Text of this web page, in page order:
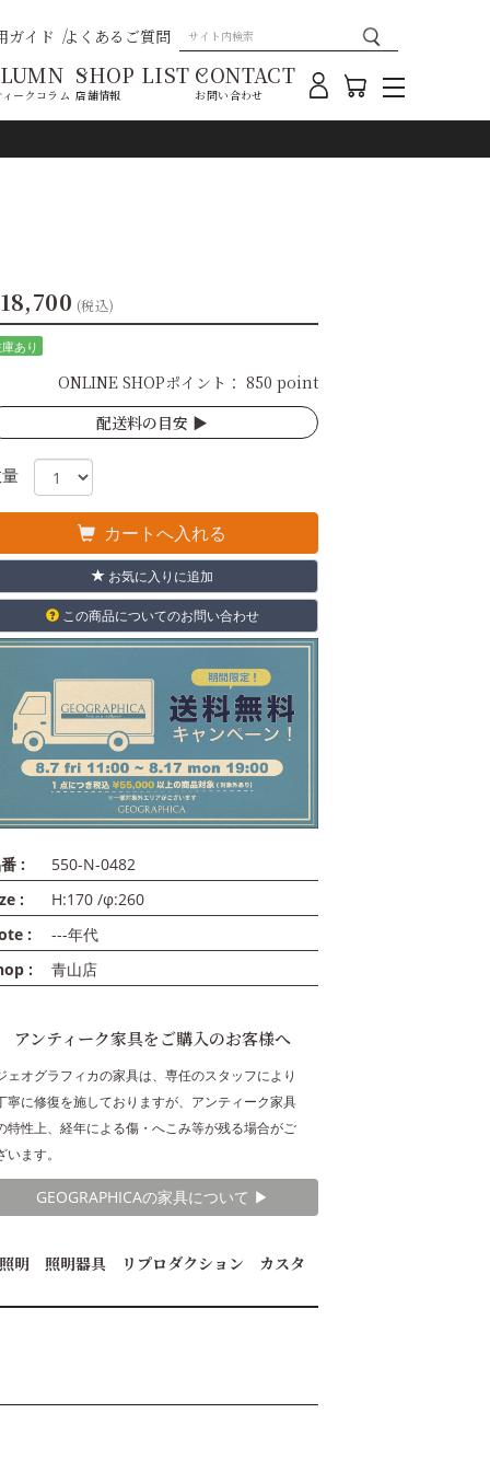
ガイド よくあるご質問
ークコラム
SHOP LIST
店舗情報
CONTACT
お問い合わせ
(税込)
あり
ONLINE SHOPポイント： 850 point
配送料の目安 ▶︎
カートへ入れる
お気に入りに追加
この商品についてのお問い合わせ
:
550-N-0482
:
H:170 /φ:260
:
---年代
:
青山店
アンティーク家具をご購入のお客様へ
ェオグラフィカの家具は、専任のスタッフにより
寧に修復を施しておりますが、アンティーク家具
特性上、経年による傷・へこみ等が残る場合がご
います。
GEOGRAPHICAの家具について ▶︎
明 照明器具 リプロダクション カスタ